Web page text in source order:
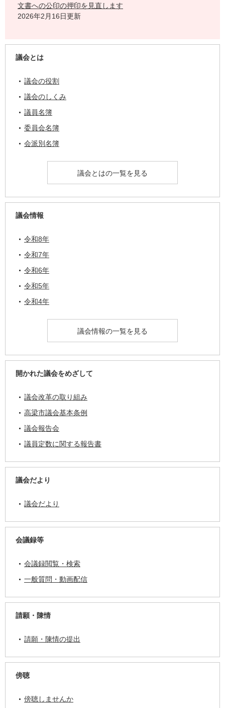
文書への公印の押印を見直します
2026年2月16日更新
議会とは
議会の役割
議会のしくみ
議員名簿
委員会名簿
会派別名簿
議会とはの一覧を見る
議会情報
令和8年
令和7年
令和6年
令和5年
令和4年
議会情報の一覧を見る
開かれた議会をめざして
議会改革の取り組み
高梁市議会基本条例
議会報告会
議員定数に関する報告書
議会だより
議会だより
会議録等
会議録閲覧・検索
一般質問・動画配信
請願・陳情
請願・陳情の提出
傍聴
傍聴しませんか